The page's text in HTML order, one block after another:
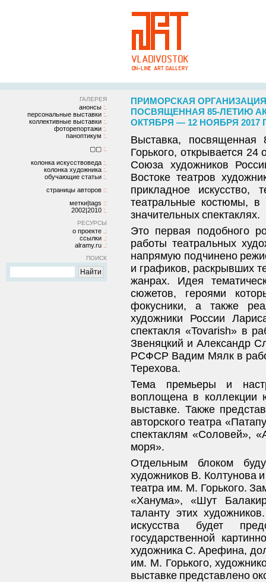
ГАЛЕРЕЯ
анонсы
персональные выставки
коллективные выставки
фоторепортажи
паноптикум
▢▢
колонка искусствоведа
колонка художника
обучающие статьи
страницы авторов
метки|tags
2002|2010
РЕСУРСЫ
о проекте
ссылки
alramy.ru
ПОИСК
ПРИМОРСКАЯ
ПОСВЯЩЕННАЯ 85-ЛЕТИЮ
ОКТЯБРЯ — 12 НОЯБРЯ 2017
Выставка,
Горького, открывается
Союза художников
Востоке театров
прикладное искусство,
театральные костюмы, в
значительных спектаклях.
Это первая подобного
работы театральных
напрямую подчинено
и графиков, раскрывших
жанрах. Идея
сюжетов, героями
фокусники, а также
художники России
спектакля «Tovarish» в
Звеняцкий и Александр
РСФСР Вадим Мялк в
Терехова.
Тема премьеры и
воплощена в коллекции
выставке. Также
авторского театра
спектаклям «Соловей»,
моря».
Отдельным блоком
художников В. Колтунова
театра им. М. Горького.
«Ханума», «Шут
таланту этих
искусства будет
государственной
художника С. Арефина,
им. М. Горького,
выставке представлено